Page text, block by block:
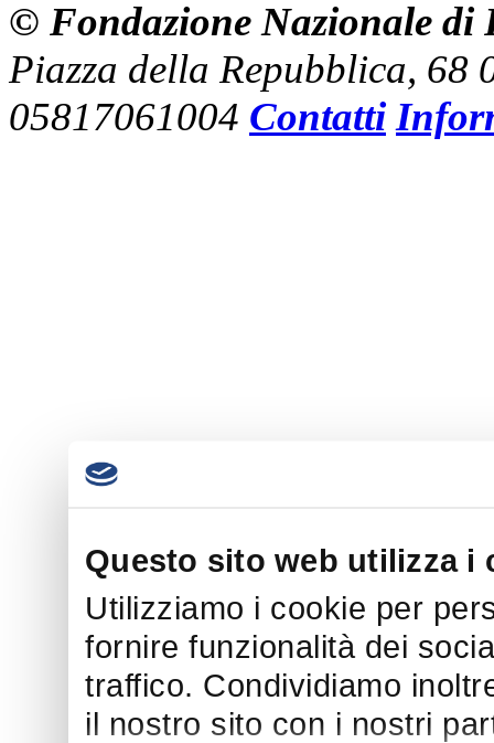
Questo sito web utilizza i
Utilizziamo i cookie per
fornire funzionalità dei
traffico. Condividiamo
il nostro sito con i nostri
© Fondazione Nazionale di
Piazza della Repubblica, 68
05817061004 Contatti